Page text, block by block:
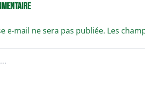
e-mail ne sera pas publiée. Les